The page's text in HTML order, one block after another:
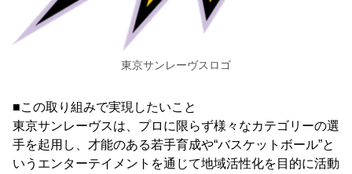
東京サンレーヴスロゴ
■この取り組みで実現したいこと
東京サンレーヴスは、プロに限らず様々なカテゴリーの選
手を起用し、才能のある若手育成や“バスケットボール”と
いうエンターテイメントを通じて地域活性化を目的に活動